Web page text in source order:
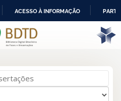
IR
PARA
ACESSO À INFORMAÇÃO